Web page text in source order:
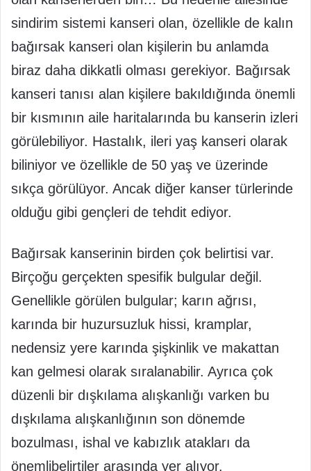
sindirim sistemi kanseri olan, özellikle de kalın
bağırsak kanseri olan kişilerin bu anlamda
biraz daha dikkatli olması gerekiyor. Bağırsak
kanseri tanısı alan kişilere bakıldığında önemli
bir kısmının aile haritalarında bu kanserin izleri
görülebiliyor. Hastalık, ileri yaş kanseri olarak
biliniyor ve özellikle de 50 yaş ve üzerinde
sıkça görülüyor. Ancak diğer kanser türlerinde
olduğu gibi gençleri de tehdit ediyor.
Bağırsak kanserinin birden çok belirtisi var.
Birçoğu gerçekten spesifik bulgular değil.
Genellikle görülen bulgular; karın ağrısı,
karında bir huzursuzluk hissi, kramplar,
nedensiz yere karında şişkinlik ve makattan
kan gelmesi olarak sıralanabilir. Ayrıca çok
düzenli bir dışkılama alışkanlığı varken bu
dışkılama alışkanlığının son dönemde
bozulması, ishal ve kabızlık atakları da
önemlibelirtiler arasında yer alıyor.